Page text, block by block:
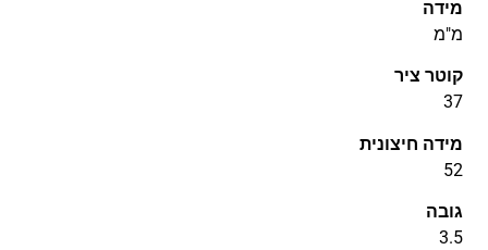
מידה
מ"מ
קוטר ציר
37
מידה חיצונית
52
גובה
3.5